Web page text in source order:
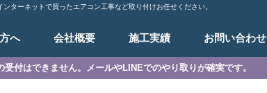
ターネットで買ったエアコン工事など取り付けお任せください。
へ 会社概要 施工実績 お問い合わせ
付はできません。メールやLINEでのやり取りが確実です。